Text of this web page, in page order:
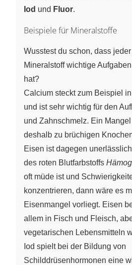
Iod und Fluor.
Beispiele für Mineralstoffe
Wusstest du schon, dass
Mineralstoff wichtige
hat?
Calcium steckt zum Beispiel
und ist sehr wichtig für den
und Zahnschmelz. Ein
deshalb zu brüchigen
Eisen ist dagegen
des roten Blutfarbstoffs
oft müde ist und
konzentrieren, dann wäre es
Eisenmangel vorliegt. Eisen
allem in Fisch und Fleisch,
vegetarischen Lebensmitteln
Iod spielt bei der Bildung von
Schilddrüsenhormonen eine